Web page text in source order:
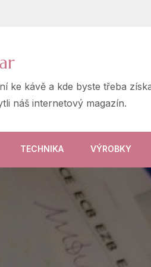
kávě a kde byste třeba
náš internetový magazín.
TECHNIKA VÝROBKY